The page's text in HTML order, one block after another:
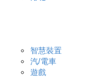
智慧裝置
汽/電車
遊戲